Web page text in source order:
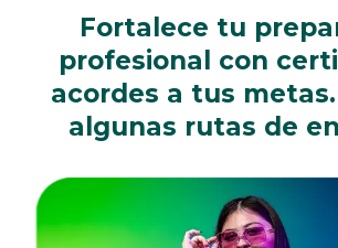
Fortalece tu
profesional con
acordes a tus
algunas rutas de